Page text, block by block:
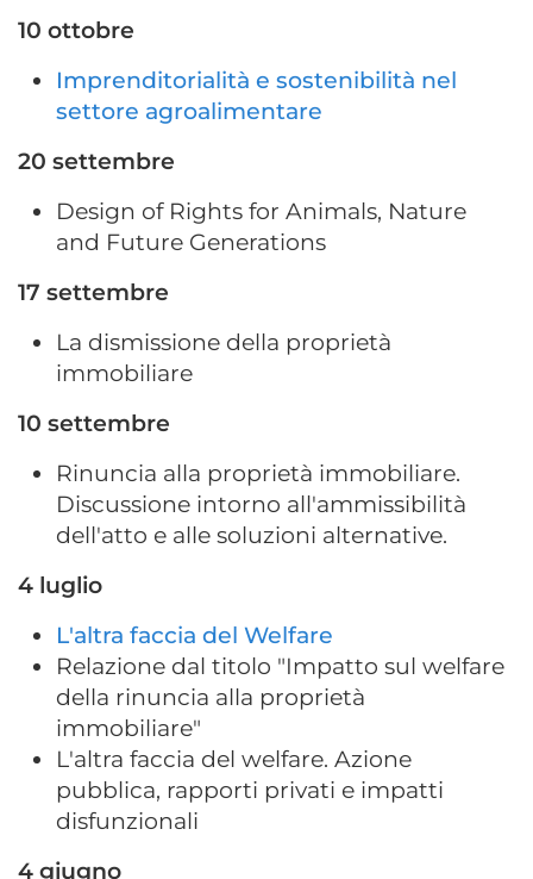
10 ottobre
Imprenditorialità e sostenibilità nel
settore agroalimentare
20 settembre
Design of Rights for Animals, Nature
and Future Generations
17 settembre
La dismissione della proprietà
immobiliare
10 settembre
Rinuncia alla proprietà immobiliare.
Discussione intorno all'ammissibilità
dell'atto e alle soluzioni alternative.
4 luglio
L'altra faccia del Welfare
Relazione dal titolo "Impatto sul welfare
della rinuncia alla proprietà
immobiliare"
L'altra faccia del welfare. Azione
pubblica, rapporti privati e impatti
disfunzionali
4 giugno